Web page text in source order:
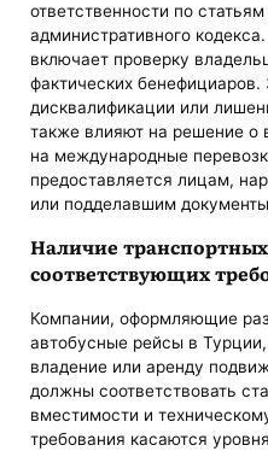
ответственности по
административного
включает проверку
фактических бенефициаров.
дисквалификации или
также влияют на решение о
на международные
предоставляется лицам,
или подделавшим
Наличие транспортных
соответствующих
Компании, оформляющие
автобусные рейсы в
владение или аренду
должны соответствовать
вместимости и
требования касаются